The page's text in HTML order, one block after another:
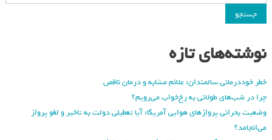
جستجو
نوشته‌های تازه
خطر خوددرمانی سالمندان: علائم مشابه و درمان ناقص
چرا در شب‌های طولانی به رخ‌خواب می‌رویم؟
وضعیت بحرانی پروازهای هوایی آمریکا: آیا تعطیلی دولت به تاخیر و لغو پرواز
می‌انجامد؟